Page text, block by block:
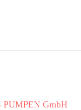
PUMPEN GmbH